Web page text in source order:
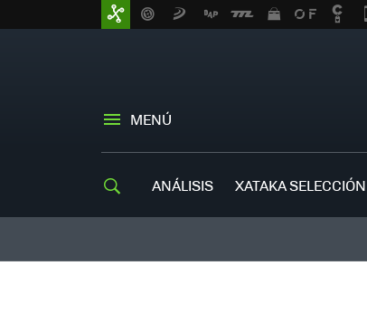
MENÚ
ANÁLISIS XATAKA SELECCIÓN